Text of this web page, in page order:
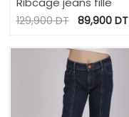
129,900DT 89,900DT